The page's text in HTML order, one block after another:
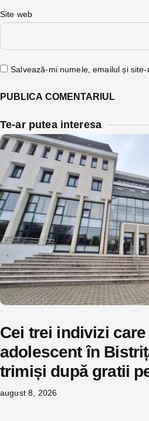
Site web
Salvează-mi numele, emailul și
Te-ar putea interesa
Cei trei indivizi
adolescent în
trimiși după gratii
august 8, 2026